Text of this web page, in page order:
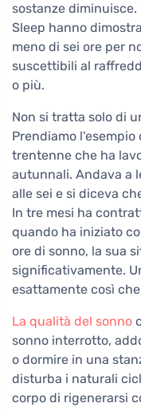
sostanze
Sleep hanno
meno di sei ore per
suscettibili al
o più.
Non si tratta solo di
Prendiamo
trentenne che ha
autunnali. Andava a
alle sei e si diceva
In tre mesi ha
quando ha iniziato
ore di sonno, la sua
significativamente.
esattamente così
La qualità del sonno
sonno interrotto,
o dormire in una
disturba i naturali
corpo di rigenerarsi